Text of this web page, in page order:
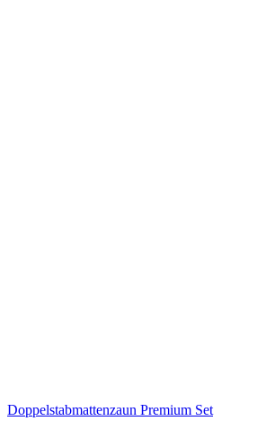
Doppelstabmattenzaun Premium Set